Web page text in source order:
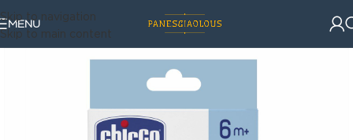
Skip to navigation
Skip to main content
MENU